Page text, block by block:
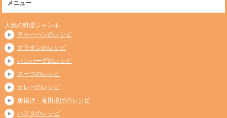
メニュー
人気の料理ジャンル
チャーハンのレシピ
グラタンのレシピ
ハンバーグのレシピ
スープのレシピ
カレーのレシピ
唐揚げ・竜田揚げのレシピ
パスタのレシピ